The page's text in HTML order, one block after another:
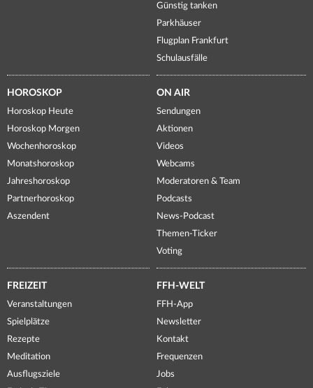
Günstig tanken
Parkhäuser
Flugplan Frankfurt
Schulausfälle
HOROSKOP
Horoskop Heute
Horoskop Morgen
Wochenhoroskop
Monatshoroskop
Jahreshoroskop
Partnerhoroskop
Aszendent
ON AIR
Sendungen
Aktionen
Videos
Webcams
Moderatoren & Team
Podcasts
News-Podcast
Themen-Ticker
Voting
FREIZEIT
Veranstaltungen
Spielplätze
Rezepte
Meditation
Ausflugsziele
FFH-WELT
FFH-App
Newsletter
Kontakt
Frequenzen
Jobs